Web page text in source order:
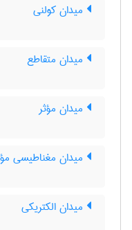
میدان کولنی
میدان متقاطع
میدان مؤثر
میدان مغناطیسی
میدان الکتریکی